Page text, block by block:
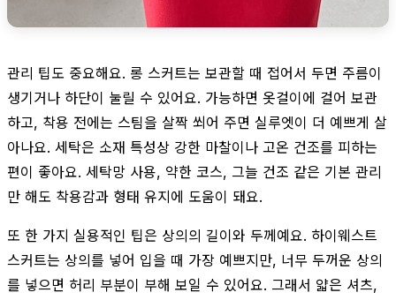
관리 팁도 중요해요. 롱 스커트는 보관할 때 접어서 두면 주름이
생기거나 하단이 눌릴 수 있어요. 가능하면 옷걸이에 걸어 보관
하고, 착용 전에는 스팀을 살짝 쐬어 주면 실루엣이 더 예쁘게 살
아나요. 세탁은 소재 특성상 강한 마찰이나 고온 건조를 피하는
편이 좋아요. 세탁망 사용, 약한 코스, 그늘 건조 같은 기본 관리
만 해도 착용감과 형태 유지에 도움이 돼요.
또 한 가지 실용적인 팁은 상의의 길이와 두께예요. 하이웨스트
스커트는 상의를 넣어 입을 때 가장 예쁘지만, 너무 두꺼운 상의
를 넣으면 허리 부분이 부해 보일 수 있어요. 그래서 얇은 셔츠,